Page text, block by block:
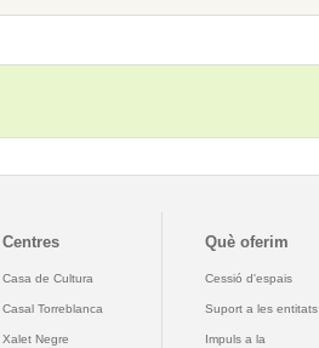
Centres
Casa de Cultura
Casal Torreblanca
Xalet Negre
Què oferim
Cessió d'espais
Suport a les entitats
Impuls a la